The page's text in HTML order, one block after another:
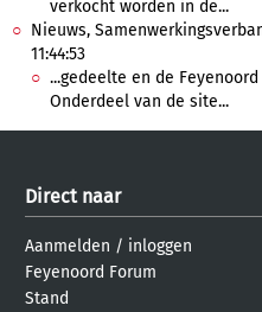
verkocht worden in de...
Nieuws,
11:44:53
...gedeelte en de
Onderdeel van de site...
Direct naar
Aanmelden / inloggen
Feyenoord Forum
Stand